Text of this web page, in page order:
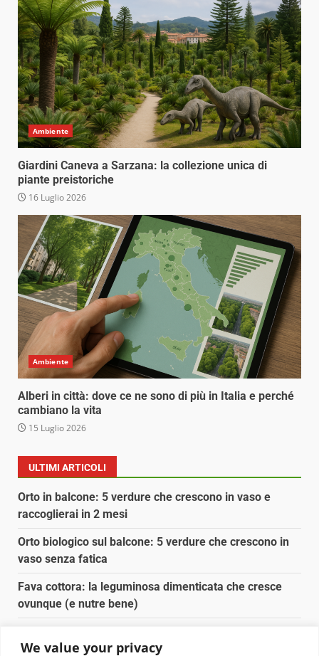
We value your privacy
Ambiente
Giardini Caneva a Sarzana: la collezione unica di
piante preistoriche
16 Luglio 2026
Ambiente
Alberi in città: dove ce ne sono di più in Italia e perché
cambiano la vita
15 Luglio 2026
ULTIMI ARTICOLI
Orto in balcone: 5 verdure che crescono in vaso e
raccoglierai in 2 mesi
Orto biologico sul balcone: 5 verdure che crescono in
vaso senza fatica
Fava cottora: la leguminosa dimenticata che cresce
ovunque (e nutre bene)
settembre 2026